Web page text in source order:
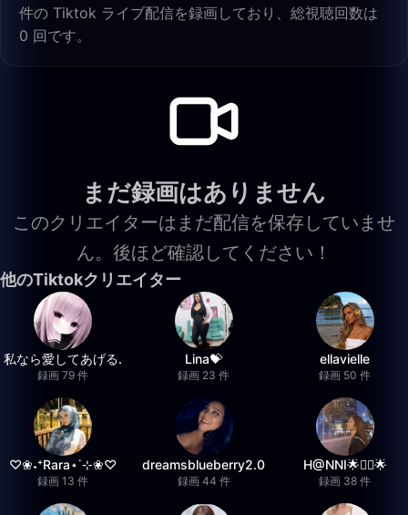
件の Tiktok ライブ配信を録画しており、総視聴回数は
0 回です。
まだ録画はありません
このクリエイターはまだ配信を保存していませ
ん。後ほど確認してください！
他のTiktokクリエイター
私なら愛してあげる.
録画 79 件
Lina💝
録画 23 件
ellavielle
録画 50 件
♡❀˖⁺Rara⋆˙⊹❀♡
録画 13 件
dreamsblueberry2.0
録画 44 件
H@NNI🌟❤️‍🔥🌟
録画 38 件